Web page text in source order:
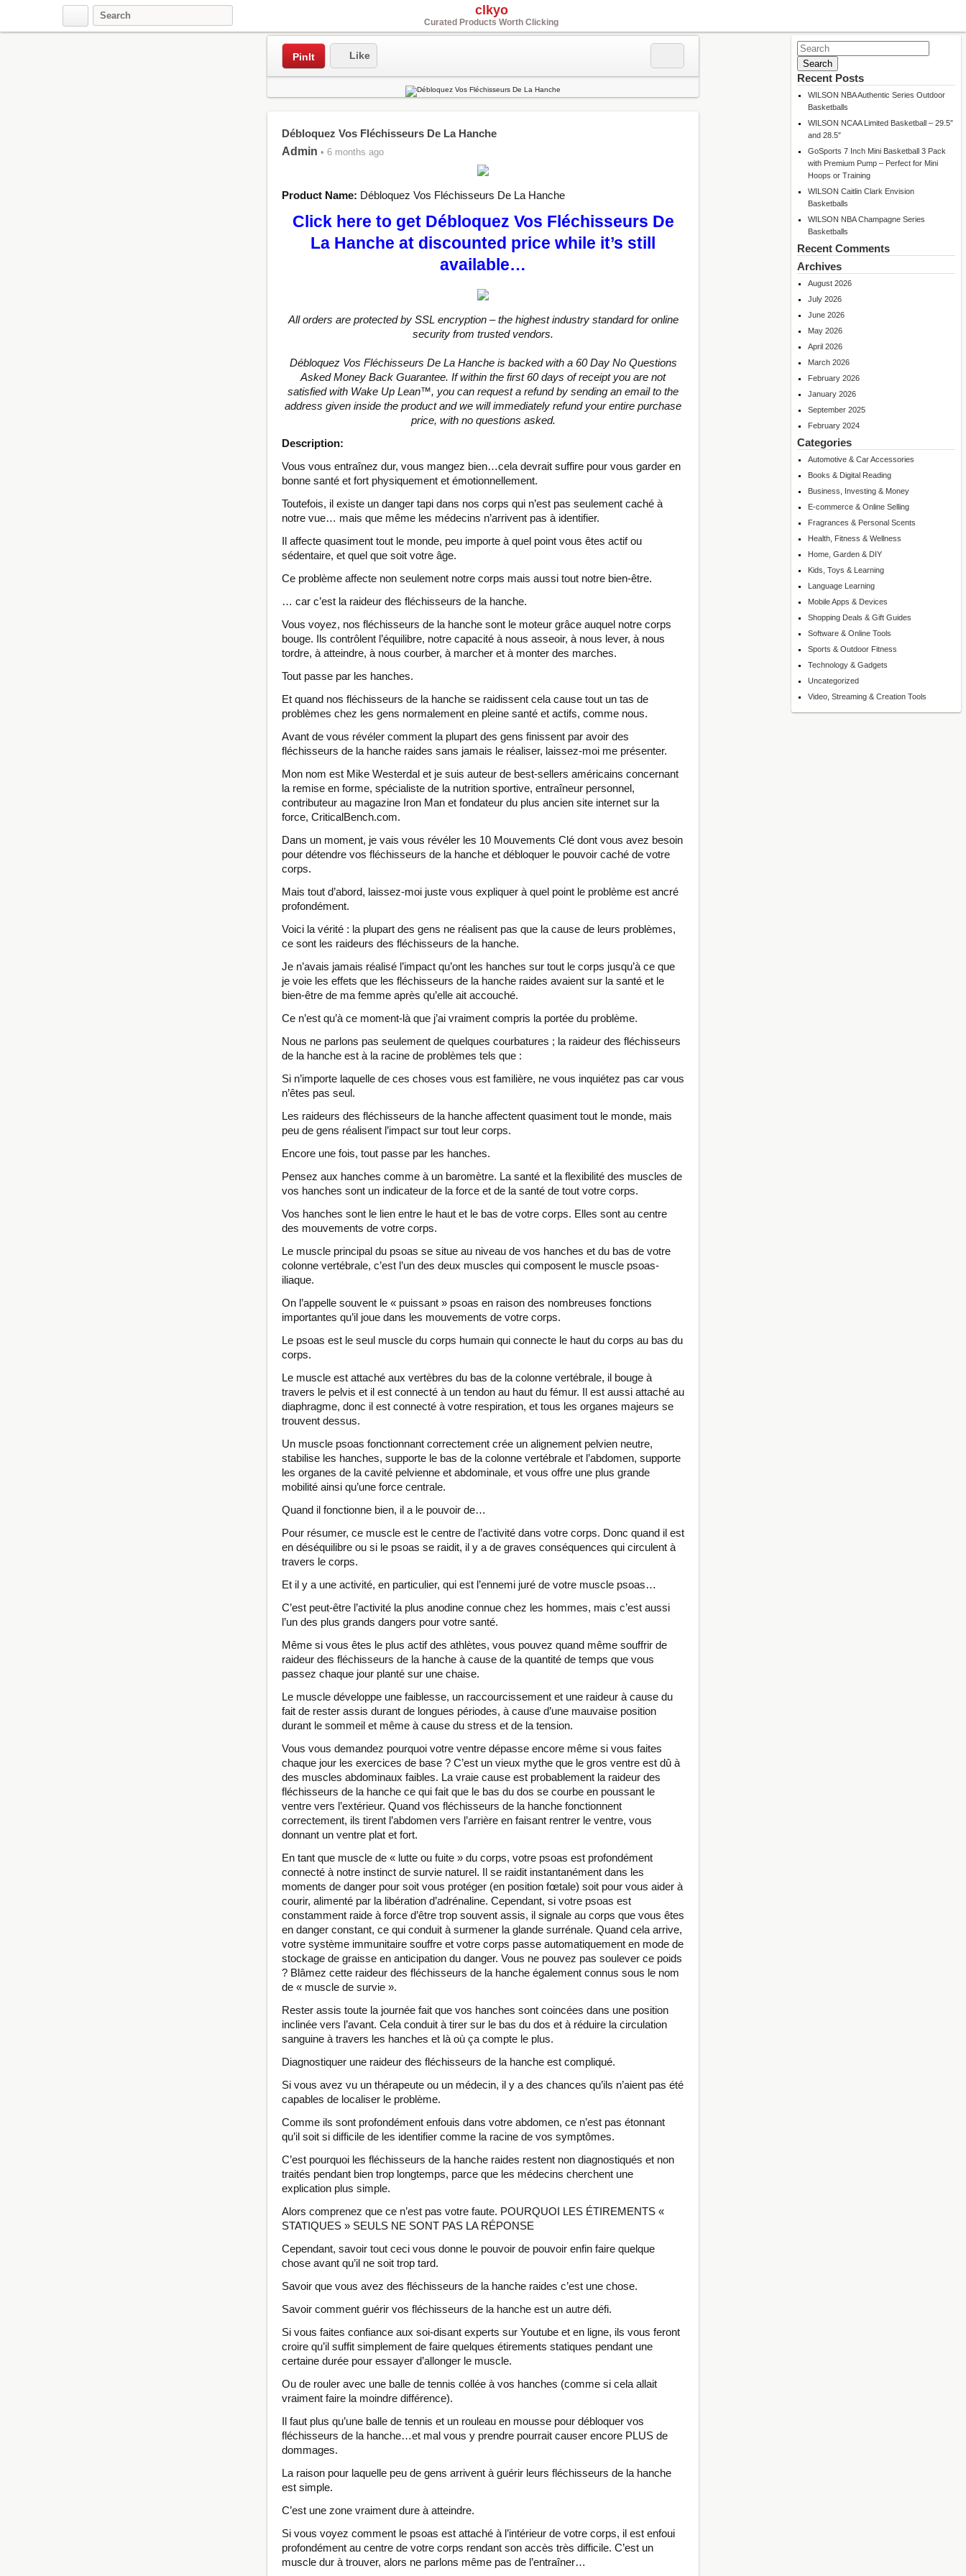
clkyo
Curated Products Worth Clicking
Search
for:
Recent Posts
WILSON NBA Authentic Series Outdoor
Basketballs
WILSON NCAA Limited Basketball – 29.5″
and 28.5″
GoSports 7 Inch Mini Basketball 3 Pack
with Premium Pump – Perfect for Mini
Hoops or Training
WILSON Caitlin Clark Envision
Basketballs
WILSON NBA Champagne Series
Basketballs
Recent Comments
Archives
August 2026
July 2026
June 2026
May 2026
April 2026
March 2026
February 2026
January 2026
September 2025
February 2024
Categories
Automotive & Car Accessories
Books & Digital Reading
Business, Investing & Money
E-commerce & Online Selling
Fragrances & Personal Scents
Health, Fitness & Wellness
Home, Garden & DIY
Kids, Toys & Learning
Language Learning
Mobile Apps & Devices
Shopping Deals & Gift Guides
Software & Online Tools
Sports & Outdoor Fitness
Technology & Gadgets
Uncategorized
Video, Streaming & Creation Tools
PinIt Like
Débloquez Vos Fléchisseurs De La Hanche
Admin • 6 months ago
Product Name: Débloquez Vos Fléchisseurs De La Hanche
Click here to get Débloquez Vos Fléchisseurs De
La Hanche at discounted price while it’s still
available…
All orders are protected by SSL encryption – the highest industry standard for online
security from trusted vendors.
Débloquez Vos Fléchisseurs De La Hanche is backed with a 60 Day No Questions
Asked Money Back Guarantee. If within the first 60 days of receipt you are not
satisfied with Wake Up Lean™, you can request a refund by sending an email to the
address given inside the product and we will immediately refund your entire purchase
price, with no questions asked.
Description:
Vous vous entraînez dur, vous mangez bien…cela devrait suffire pour vous garder en
bonne santé et fort physiquement et émotionnellement.
Toutefois, il existe un danger tapi dans nos corps qui n’est pas seulement caché à
notre vue… mais que même les médecins n’arrivent pas à identifier.
Il affecte quasiment tout le monde, peu importe à quel point vous êtes actif ou
sédentaire, et quel que soit votre âge.
Ce problème affecte non seulement notre corps mais aussi tout notre bien-être.
… car c’est la raideur des fléchisseurs de la hanche.
Vous voyez, nos fléchisseurs de la hanche sont le moteur grâce auquel notre corps
bouge. Ils contrôlent l’équilibre, notre capacité à nous asseoir, à nous lever, à nous
tordre, à atteindre, à nous courber, à marcher et à monter des marches.
Tout passe par les hanches.
Et quand nos fléchisseurs de la hanche se raidissent cela cause tout un tas de
problèmes chez les gens normalement en pleine santé et actifs, comme nous.
Avant de vous révéler comment la plupart des gens finissent par avoir des
fléchisseurs de la hanche raides sans jamais le réaliser, laissez-moi me présenter.
Mon nom est Mike Westerdal et je suis auteur de best-sellers américains concernant
la remise en forme, spécialiste de la nutrition sportive, entraîneur personnel,
contributeur au magazine Iron Man et fondateur du plus ancien site internet sur la
force, CriticalBench.com.
Dans un moment, je vais vous révéler les 10 Mouvements Clé dont vous avez besoin
pour détendre vos fléchisseurs de la hanche et débloquer le pouvoir caché de votre
corps.
Mais tout d’abord, laissez-moi juste vous expliquer à quel point le problème est ancré
profondément.
Voici la vérité : la plupart des gens ne réalisent pas que la cause de leurs problèmes,
ce sont les raideurs des fléchisseurs de la hanche.
Je n’avais jamais réalisé l’impact qu’ont les hanches sur tout le corps jusqu’à ce que
je voie les effets que les fléchisseurs de la hanche raides avaient sur la santé et le
bien-être de ma femme après qu’elle ait accouché.
Ce n’est qu’à ce moment-là que j’ai vraiment compris la portée du problème.
Nous ne parlons pas seulement de quelques courbatures ; la raideur des fléchisseurs
de la hanche est à la racine de problèmes tels que :
Si n’importe laquelle de ces choses vous est familière, ne vous inquiétez pas car vous
n’êtes pas seul.
Les raideurs des fléchisseurs de la hanche affectent quasiment tout le monde, mais
peu de gens réalisent l’impact sur tout leur corps.
Encore une fois, tout passe par les hanches.
Pensez aux hanches comme à un baromètre. La santé et la flexibilité des muscles de
vos hanches sont un indicateur de la force et de la santé de tout votre corps.
Vos hanches sont le lien entre le haut et le bas de votre corps. Elles sont au centre
des mouvements de votre corps.
Le muscle principal du psoas se situe au niveau de vos hanches et du bas de votre
colonne vertébrale, c’est l’un des deux muscles qui composent le muscle psoas-
iliaque.
On l’appelle souvent le « puissant » psoas en raison des nombreuses fonctions
importantes qu’il joue dans les mouvements de votre corps.
Le psoas est le seul muscle du corps humain qui connecte le haut du corps au bas du
corps.
Le muscle est attaché aux vertèbres du bas de la colonne vertébrale, il bouge à
travers le pelvis et il est connecté à un tendon au haut du fémur. Il est aussi attaché au
diaphragme, donc il est connecté à votre respiration, et tous les organes majeurs se
trouvent dessus.
Un muscle psoas fonctionnant correctement crée un alignement pelvien neutre,
stabilise les hanches, supporte le bas de la colonne vertébrale et l’abdomen, supporte
les organes de la cavité pelvienne et abdominale, et vous offre une plus grande
mobilité ainsi qu’une force centrale.
Quand il fonctionne bien, il a le pouvoir de…
Pour résumer, ce muscle est le centre de l’activité dans votre corps. Donc quand il est
en déséquilibre ou si le psoas se raidit, il y a de graves conséquences qui circulent à
travers le corps.
Et il y a une activité, en particulier, qui est l’ennemi juré de votre muscle psoas…
C’est peut-être l’activité la plus anodine connue chez les hommes, mais c’est aussi
l’un des plus grands dangers pour votre santé.
Même si vous êtes le plus actif des athlètes, vous pouvez quand même souffrir de
raideur des fléchisseurs de la hanche à cause de la quantité de temps que vous
passez chaque jour planté sur une chaise.
Le muscle développe une faiblesse, un raccourcissement et une raideur à cause du
fait de rester assis durant de longues périodes, à cause d’une mauvaise position
durant le sommeil et même à cause du stress et de la tension.
Vous vous demandez pourquoi votre ventre dépasse encore même si vous faites
chaque jour les exercices de base ? C’est un vieux mythe que le gros ventre est dû à
des muscles abdominaux faibles. La vraie cause est probablement la raideur des
fléchisseurs de la hanche ce qui fait que le bas du dos se courbe en poussant le
ventre vers l’extérieur. Quand vos fléchisseurs de la hanche fonctionnent
correctement, ils tirent l’abdomen vers l’arrière en faisant rentrer le ventre, vous
donnant un ventre plat et fort.
En tant que muscle de « lutte ou fuite » du corps, votre psoas est profondément
connecté à notre instinct de survie naturel. Il se raidit instantanément dans les
moments de danger pour soit vous protéger (en position fœtale) soit pour vous aider à
courir, alimenté par la libération d’adrénaline. Cependant, si votre psoas est
constamment raide à force d’être trop souvent assis, il signale au corps que vous êtes
en danger constant, ce qui conduit à surmener la glande surrénale. Quand cela arrive,
votre système immunitaire souffre et votre corps passe automatiquement en mode de
stockage de graisse en anticipation du danger. Vous ne pouvez pas soulever ce poids
? Blâmez cette raideur des fléchisseurs de la hanche également connus sous le nom
de « muscle de survie ».
Rester assis toute la journée fait que vos hanches sont coincées dans une position
inclinée vers l’avant. Cela conduit à tirer sur le bas du dos et à réduire la circulation
sanguine à travers les hanches et là où ça compte le plus.
Diagnostiquer une raideur des fléchisseurs de la hanche est compliqué.
Si vous avez vu un thérapeute ou un médecin, il y a des chances qu’ils n’aient pas été
capables de localiser le problème.
Comme ils sont profondément enfouis dans votre abdomen, ce n’est pas étonnant
qu’il soit si difficile de les identifier comme la racine de vos symptômes.
C’est pourquoi les fléchisseurs de la hanche raides restent non diagnostiqués et non
traités pendant bien trop longtemps, parce que les médecins cherchent une
explication plus simple.
Alors comprenez que ce n’est pas votre faute. POURQUOI LES ÉTIREMENTS «
STATIQUES » SEULS NE SONT PAS LA RÉPONSE
Cependant, savoir tout ceci vous donne le pouvoir de pouvoir enfin faire quelque
chose avant qu’il ne soit trop tard.
Savoir que vous avez des fléchisseurs de la hanche raides c’est une chose.
Savoir comment guérir vos fléchisseurs de la hanche est un autre défi.
Si vous faites confiance aux soi-disant experts sur Youtube et en ligne, ils vous feront
croire qu’il suffit simplement de faire quelques étirements statiques pendant une
certaine durée pour essayer d’allonger le muscle.
Ou de rouler avec une balle de tennis collée à vos hanches (comme si cela allait
vraiment faire la moindre différence).
Il faut plus qu’une balle de tennis et un rouleau en mousse pour débloquer vos
fléchisseurs de la hanche…et mal vous y prendre pourrait causer encore PLUS de
dommages.
La raison pour laquelle peu de gens arrivent à guérir leurs fléchisseurs de la hanche
est simple.
C’est une zone vraiment dure à atteindre.
Si vous voyez comment le psoas est attaché à l’intérieur de votre corps, il est enfoui
profondément au centre de votre corps rendant son accès très difficile. C’est un
muscle dur à trouver, alors ne parlons même pas de l’entraîner…